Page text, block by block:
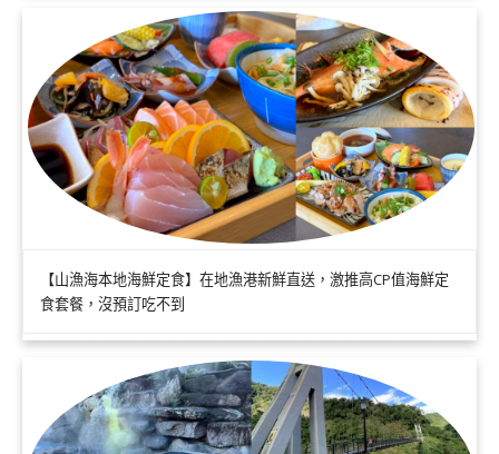
【山漁海本地海鮮定食】在地漁港新鮮直送，激推高CP值海鮮定
食套餐，沒預訂吃不到